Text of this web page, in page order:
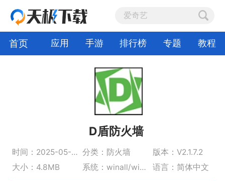
首页 应用 手游 排行榜 专题 教程
D盾防火墙
时间：2025-05-15 分类：防火墙
版本：V2.1.7.2
大小：4.8MB
系统：winall/win7/win10/win11 语言：简体中文